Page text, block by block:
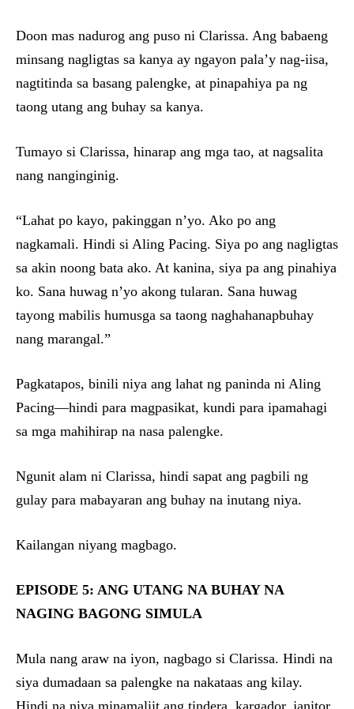
Doon mas nadurog ang puso ni Clarissa. Ang babaeng
minsang nagligtas sa kanya ay ngayon pala’y nag-iisa,
nagtitinda sa basang palengke, at pinapahiya pa ng
taong utang ang buhay sa kanya.
Tumayo si Clarissa, hinarap ang mga tao, at nagsalita
nang nanginginig.
“Lahat po kayo, pakinggan n’yo. Ako po ang
nagkamali. Hindi si Aling Pacing. Siya po ang nagligtas
sa akin noong bata ako. At kanina, siya pa ang pinahiya
ko. Sana huwag n’yo akong tularan. Sana huwag
tayong mabilis humusga sa taong naghahanapbuhay
nang marangal.”
Pagkatapos, binili niya ang lahat ng paninda ni Aling
Pacing—hindi para magpasikat, kundi para ipamahagi
sa mga mahihirap na nasa palengke.
Ngunit alam ni Clarissa, hindi sapat ang pagbili ng
gulay para mabayaran ang buhay na inutang niya.
Kailangan niyang magbago.
EPISODE 5: ANG UTANG NA BUHAY NA
NAGING BAGONG SIMULA
Mula nang araw na iyon, nagbago si Clarissa. Hindi na
siya dumadaan sa palengke na nakataas ang kilay.